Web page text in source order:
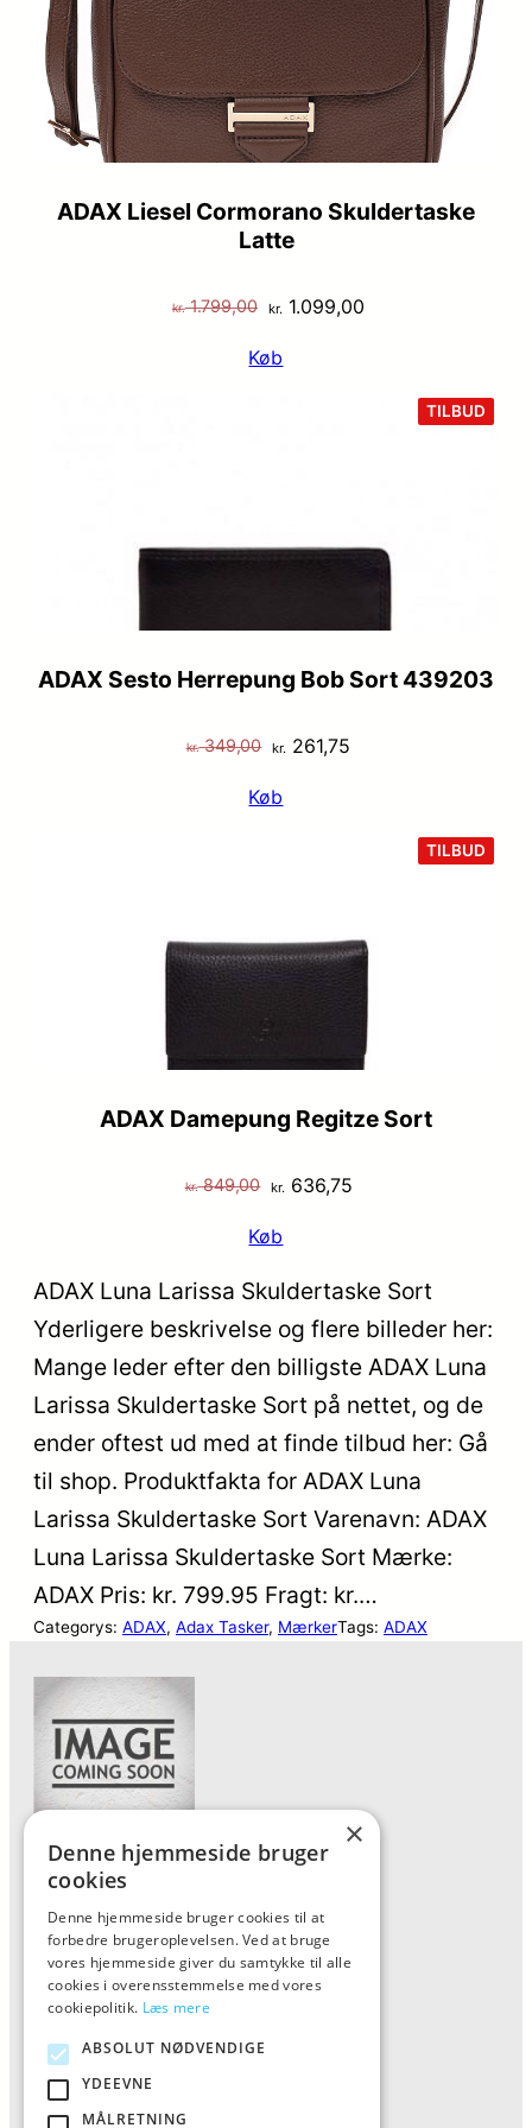
ADAX Liesel Cormorano Skuldertaske
Latte
kr.1.799,00 Den
pris
kr. 1.099,00
Køb
TILBUD
PÅ
ADAX Sesto Herrepung Bob Sort 439203
kr.349,00 Den
pris
kr. 261,75
Køb
TILBUD
PÅ
ADAX Damepung Regitze Sort
kr.849,00 Den
pris
var:
kr. 636,75Den
er:
Køb
ADAX Luna Larissa Skuldertaske Sort
Yderligere beskrivelse og flere billeder her:
Mange leder efter den billigste ADAX Luna
Larissa Skuldertaske Sort på nettet, og de
ender oftest ud med at finde tilbud her: Gå
til shop. Produktfakta for ADAX Luna
Larissa Skuldertaske Sort Varenavn: ADAX
Luna Larissa Skuldertaske Sort Mærke:
ADAX Pris: kr. 799.95 Fragt: kr.…
Categorys: ADAX, Adax Tasker, MærkerTags: ADAX
Forside
Vis alle produkter
Kontakt
Oversigt artikler
ALFA
Tlf: 7876 8672
×
Denne hjemmeside bruger
cookies
Denne hjemmeside bruger cookies til at
forbedre brugeroplevelsen. Ved at bruge
vores hjemmeside giver du samtykke til alle
cookies i overensstemmelse med vores
cookiepolitik. Læs mere
ABSOLUT NØDVENDIGE
YDEEVNE
MÅLRETNING